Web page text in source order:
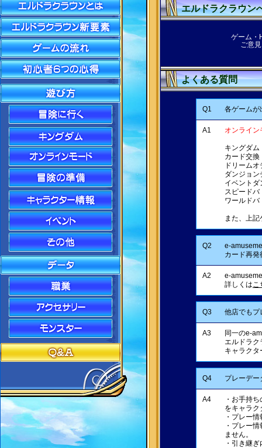
エルドラクラウン
ゲーム・
ご意
よくある質問
Q1 各ゲームが
A1 オンライ
キングダ
カード交
ドリーム
ダンジョ
イベント
スピード
ワールド
また、上
Q2
e-
カード再
A2
e-
詳しくはこ
Q3 他店でもプ
A3
同一のe-
エルドラク
キャラク
Q4 プレーデ
A4
・お手持
をキャラ
・プレー
・プレー
ません。
・引き継